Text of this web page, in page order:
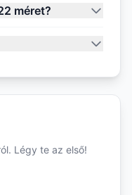
méret?
Légy te az első!